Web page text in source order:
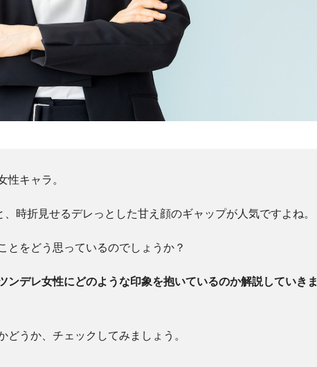
性キャラ。
時折見せるデレっとした甘え顔のギャップが人気ですよね。
とをどう思っているのでしょうか？
ンデレ女性にどのような印象を抱いているのか解説していきま
うか、チェックしてみましょう。